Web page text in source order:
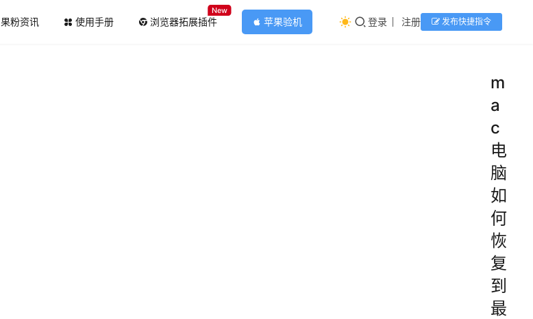
果粉资讯 使用手册 浏览器拓展插件
New
apple 苹果验机 登录 注册 发布快捷指令
m
a
c
电
脑
如
何
恢
复
到
最